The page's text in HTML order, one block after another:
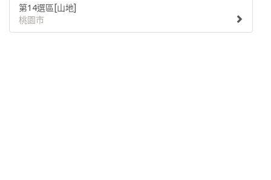
第14選區[山地]
桃園市